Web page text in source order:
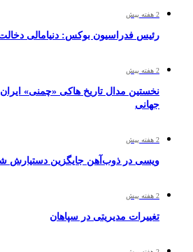
2 هفته پیش
رئیس فدراسیون بوکس: دنیامالی
2 هفته پیش
نخستین مدال تاریخ هاکی «چمنی»
جهانی
2 هفته پیش
ویسی در ذوب‌آهن جایگزین دستیارش
2 هفته پیش
تغییرات مدیریتی در سپاهان